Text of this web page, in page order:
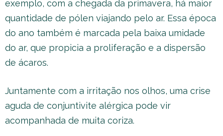
exemplo, com a chegada da primavera, há maior
quantidade de pólen viajando pelo ar. Essa época
do ano também é marcada pela baixa umidade
do ar, que propicia a proliferação e a dispersão
de ácaros.
Juntamente com a irritação nos olhos, uma crise
aguda de conjuntivite alérgica pode vir
acompanhada de muita coriza.